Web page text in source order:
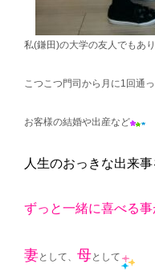
私(鎌田)の大学の友人でもあ
こつこつ門司から月に1回通
お客様の結婚や出産など
人生のおっきな出来事
ずっと一緒に喜べる
妻として、 母として